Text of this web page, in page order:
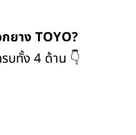
ยาง TOYO?
บทั้ง 4 ด้าน 👇